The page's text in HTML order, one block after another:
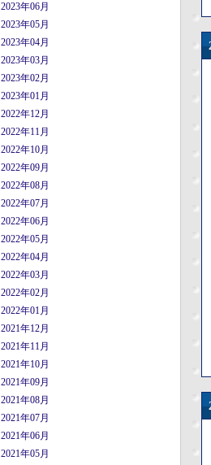
2023年06月
2023年05月
2023年04月
2023年03月
2023年02月
2023年01月
2022年12月
2022年11月
2022年10月
2022年09月
2022年08月
2022年07月
2022年06月
2022年05月
2022年04月
2022年03月
2022年02月
2022年01月
2021年12月
2021年11月
2021年10月
2021年09月
2021年08月
2021年07月
2021年06月
2021年05月